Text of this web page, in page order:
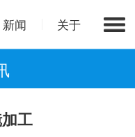
新闻 关于
工